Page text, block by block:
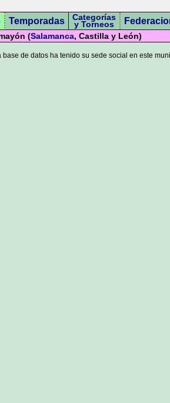
Temporadas Categorías
y Torneos
(Salamanca, Castilla y León)
base de datos ha tenido su sede social en este